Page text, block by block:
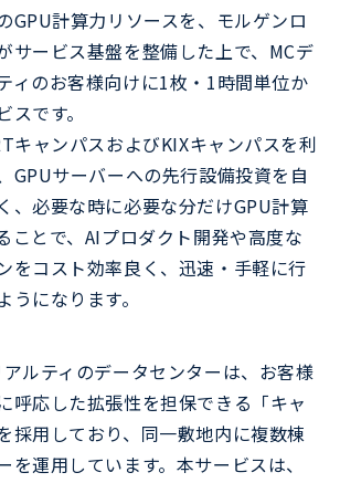
GPU計算力リソースを、モルゲンロ
サービス基盤を整備した上で、MCデ
ィのお客様向けに1枚・1時間単位か
です。
キャンパスおよびKIXキャンパスを利
GPUサーバーへの先行設備投資を自
、必要な時に必要な分だけGPU計算
ことで、AIプロダクト開発や高度な
をコスト効率良く、迅速・手軽に行
うになります。
ルティのデータセンターは、お客様
呼応した拡張性を担保できる「キャ
採用しており、同一敷地内に複数棟
を運用しています。本サービスは、